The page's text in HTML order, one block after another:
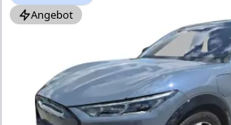
Angebot